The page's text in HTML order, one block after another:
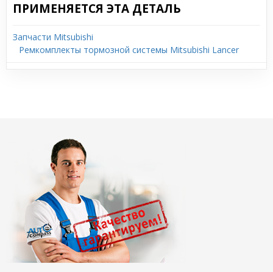
ПРИМЕНЯЕТСЯ ЭТА ДЕТАЛЬ
Запчасти Mitsubishi
Ремкомплекты тормозной системы Mitsubishi Lancer